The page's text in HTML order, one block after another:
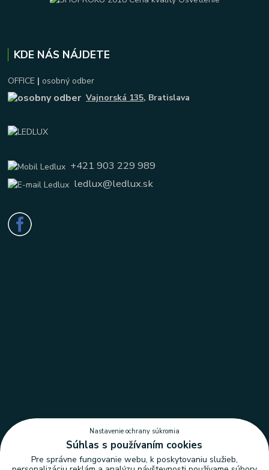
KDE NÁS NÁJDETE
OFFICE | osobný odber
Vajnorská 135, Bratislava
+421 903 229 989
ledlux@ledlux.sk
Nastavenie ochrany súkromia
Súhlas s používaním cookies
Pre správne fungovanie webu, k poskytovaniu služieb,